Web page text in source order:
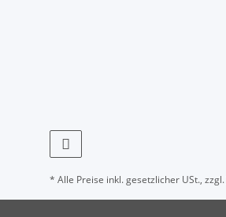
* Alle Preise inkl. gesetzlicher USt., zzgl.